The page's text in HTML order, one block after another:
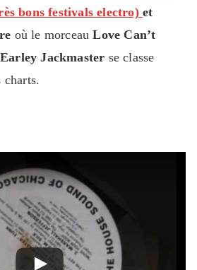
bons festivals electro)et
où le morceau Love Can’t
Jackmaster se classe
charts.